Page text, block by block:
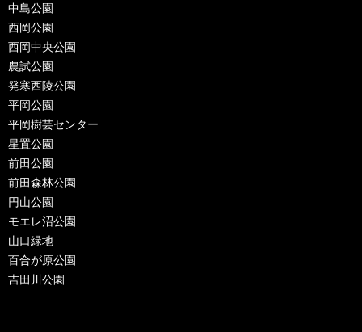
中島公園
西岡公園
西岡中央公園
農試公園
発寒西陵公園
平岡公園
平岡樹芸センター
星置公園
前田公園
前田森林公園
円山公園
モエレ沼公園
山口緑地
百合が原公園
吉田川公園